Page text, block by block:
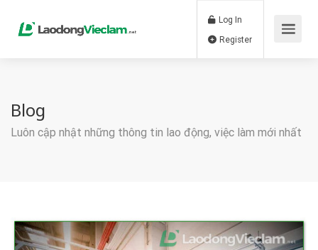
Log In
Blog
Luôn cập nhật những thông tin lao động, việc làm mới nhất